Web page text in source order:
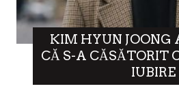
KIM HYUN JOONG
CĂ S-A CĂSĂTORIT
IUBIRE